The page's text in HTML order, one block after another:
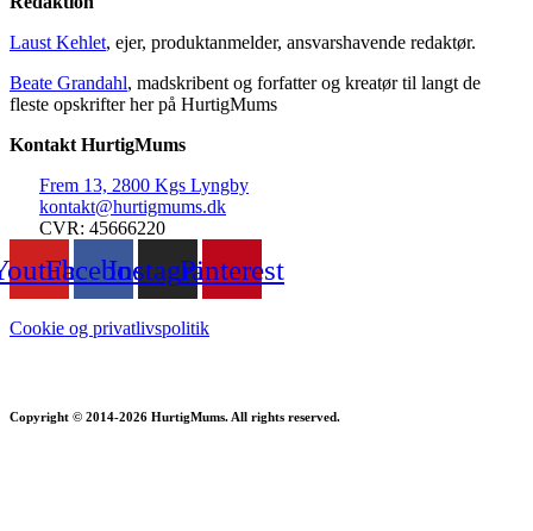
Laust Kehlet, ejer, produktanmelder, ansvarshavende redaktør.
Beate Grandahl, madskribent og forfatter og kreatør til langt de
fleste opskrifter her på HurtigMums
Kontakt HurtigMums
Frem 13, 2800 Kgs Lyngby
kontakt@hurtigmums.dk
CVR: 45666220
FacebookInstagramPinterest
Cookie og privatlivspolitik
Copyright © 2014-2026 HurtigMums. All rights reserved.